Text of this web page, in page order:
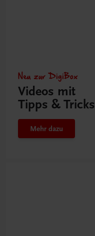
Neu zur DigiBox
Videos mit
Tipps & Tricks
Mehr dazu